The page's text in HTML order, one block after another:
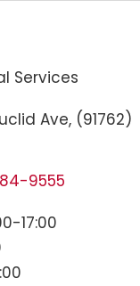
Services
Ave, (91762)
9555
17:00